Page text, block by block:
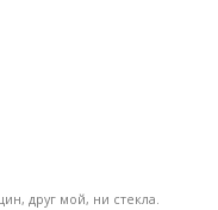
друг мой, ни стекла.